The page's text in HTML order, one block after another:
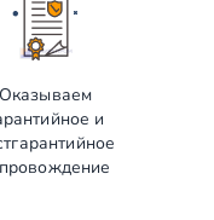
Оказываем
и